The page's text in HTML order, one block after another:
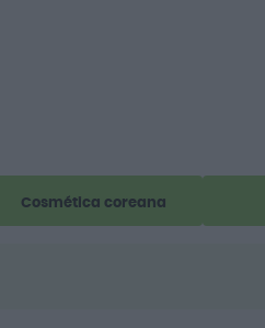
Cosmética coreana